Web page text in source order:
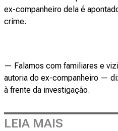
ex-companheiro dela é
crime.
— Falamos com familiares e
autoria do ex-companheiro —
à frente da investigação.
LEIA MAIS